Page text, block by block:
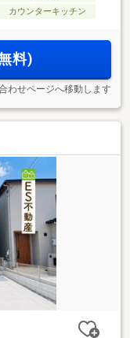
カウンターキッチン
料)
わせページへ移動します